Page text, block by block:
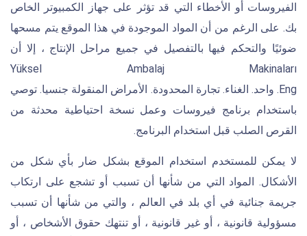
الفيروسات أو الأخطاء التي قد تؤثر على جهاز الكمبيوتر الخاص
بك. على الرغم من أن المواد الموجودة في هذا الموقع يتم مسحها
ضوئيًا والتحكم فيها بالتفصيل في جميع مراحل الإنتاج ، إلا أن
Yüksel Ambalaj Makinaları
Eng. واحد. الغناء. تجارة المحدودة. الأمراض المنقولة جنسيا. توصي
باستخدام برنامج فيروسات وعمل نسخة احتياطية محدثة من
القرص الصلب قبل استخدام البرنامج.
لا يمكن للمستخدم استخدام الموقع بشكل ضار بأي شكل من
الأشكال. المواد التي من شأنها أن تسبب أو تشجع على ارتكاب
جريمة جنائية في أي بلد في العالم ، والتي من شأنها أن تسبب
مسؤولية قانونية ، أو غير قانونية ، أو تنتهك حقوق الأشخاص ، أو